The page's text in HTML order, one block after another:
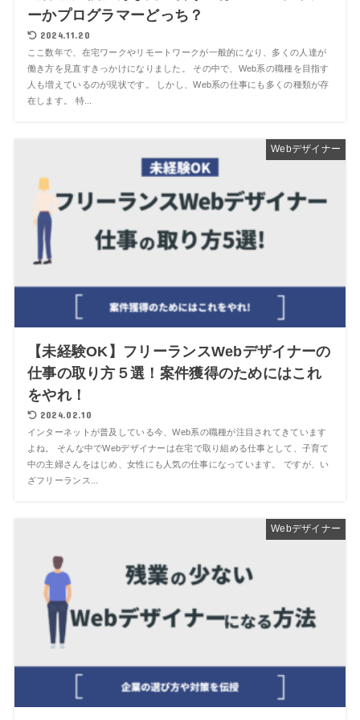
ーかプログラマーどっち？
2024.11.20
ここ数年で、在宅ワークやリモートワークが一般的になり、多くの人達が
働き方を見直すきっかけになりました。 その中で、Web系の職種を目指す
人も増えているのが現状です。 しかし、Web系の仕事にも多くの種類が存
在します。 特...
Webデザイナー
【未経験OK】フリーランスWebデザイナーの
仕事の取り方５選！案件獲得のためにはこれ
をやれ！
2024.02.10
インターネットが普及している今、Web系の職種が注目されてきています
よね。 そんな中でWebデザイナーは在宅で取り組める仕事として、子育て
中の主婦さんをはじめ、女性にも人気の仕事になっています。 ですが、い
ざフリーランス...
Webデザイナー